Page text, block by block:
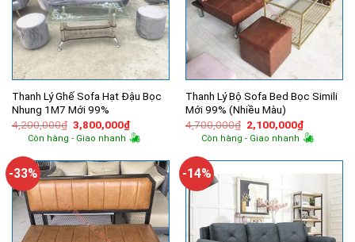
Thanh Lý Ghế Sofa Hạt Đậu Bọc
Nhung 1M7 Mới 99%
4,200,000₫ Giá
gốc
là:
3,800,000₫Giá
hiện
tại
3,800,000₫.
Còn hàng - Giao nhanh
Thanh Lý Bộ Sofa Bed Bọc Simili
Mới 99% (Nhiều Màu)
4,700,000₫ Giá
gốc
là:
2,100,000₫Giá
hiện
tại
Còn hàng - Giao nhanh
-33% -14%